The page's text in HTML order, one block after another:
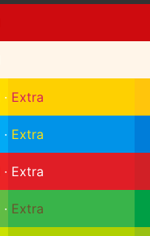
· Extra
· Extra
· Extra
· Extra